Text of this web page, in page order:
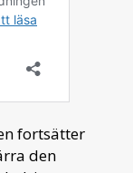
fortsätter
den